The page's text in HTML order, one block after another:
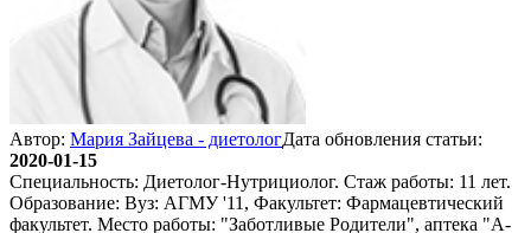
Автор: Мария Зайцева - диетологДата обновления статьи:
2020-01-15
Специальность: Диетолог-Нутрициолог. Стаж работы: 11 лет.
Образование: Вуз: АГМУ '11, Факультет: Фармацевтический
факультет. Место работы: "Заботливые Родители", аптека "А-